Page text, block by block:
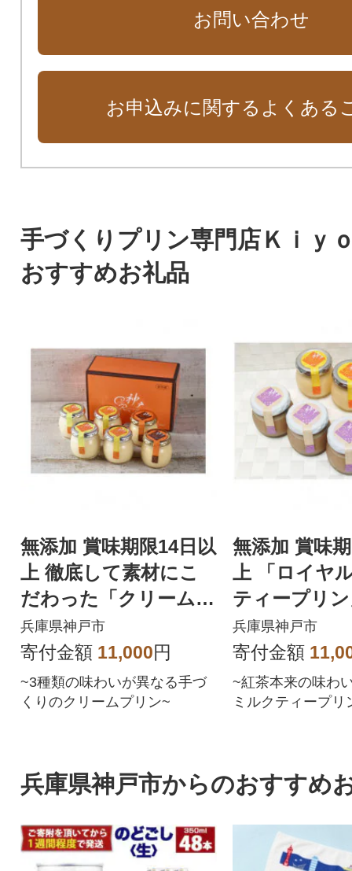
お問い合わせ
お申込みに関するよくある
手づくりプリン専門店Ｋｉｙ
おすすめお礼品
無添加 賞味期限14日以
上 徹底して素材にこ
だわった「クリームプ
リン」3種6個セット
兵庫県神戸市
寄付金額 11,000円
~3種類の味わいが異なる手づ
くりのクリームプリン~
無添加 賞味
上 「ロイヤ
ティープリ
チクリーム
種6個セット
兵庫県神戸市
寄付金額
~紅茶本来の味わ
ミルクティープリ
兵庫県神戸市からのおすすめ